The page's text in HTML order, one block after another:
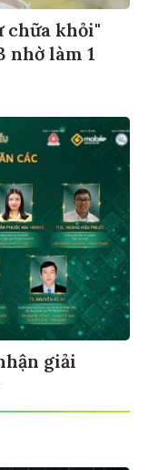
chữa khỏi"
nhờ làm 1
giải